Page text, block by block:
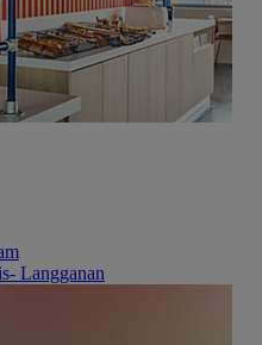
Langganan